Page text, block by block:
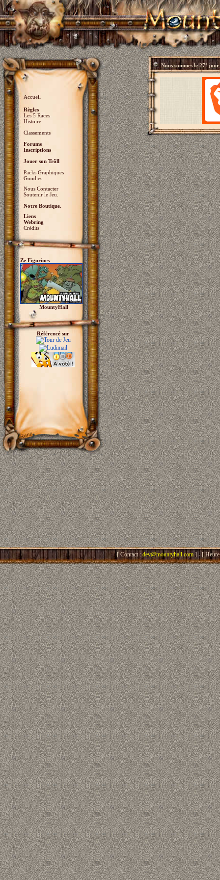
Accueil
Règles
Les 5 Races
Histoire
Classements
Forums
Inscriptions
Jouer son Trõll
Packs Graphiques
Goodies
Nous Contacter
Soutenir le Jeu.
Notre Boutique.
Liens
Webring
Crédits
Ze Figurines
MountyHall
Référencé sur
Nous sommes le27° jour
[ Contact : dev@mountyhall.com] - [ Heure